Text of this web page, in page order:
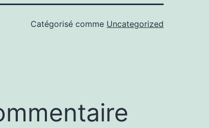
Catégorisé comme Uncategorized